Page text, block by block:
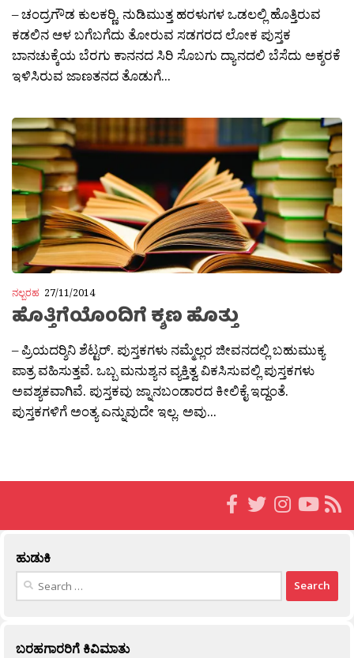
– ಚಂದ್ರಗೌಡ ಕುಲಕರ‍್ಣಿ. ನುಡಿಮುತ್ತ ಹರಳುಗಳ ಒಡಲಲ್ಲಿ ಹೊತ್ತಿರುವ
ಕಡಲಿನ ಆಳ ಬಗೆಬಗೆದು ತೋರುವ ಸಡಗರದ ಲೋಕ ಪುಸ್ತಕ
ಬಾನಚುಕ್ಕೆಯ ಬೆರಗು ಕಾನನದ ಸಿರಿ ಸೊಬಗು ದ್ಯಾನದಲಿ ಬೆಸೆದು ಅಕ್ಶರಕೆ
ಇಳಿಸಿರುವ ಜಾಣತನದ ತೊಡುಗೆ...
ನಲ್ಬರಹ 27/11/2014
ಹೊತ್ತಿಗೆಯೊಂದಿಗೆ ಕ್ಶಣ ಹೊತ್ತು
– ಪ್ರಿಯದರ‍್ಶಿನಿ ಶೆಟ್ಟರ್. ಪುಸ್ತಕಗಳು ನಮ್ಮೆಲ್ಲರ ಜೀವನದಲ್ಲಿ ಬಹುಮುಕ್ಯ
ಪಾತ್ರ ವಹಿಸುತ್ತವೆ. ಒಬ್ಬ ಮನುಶ್ಯನ ವ್ಯಕ್ತಿತ್ವ ವಿಕಸಿಸುವಲ್ಲಿ ಪುಸ್ತಕಗಳು
ಅವಶ್ಯಕವಾಗಿವೆ. ಪುಸ್ತಕವು ಜ್ನಾನಬಂಡಾರದ ಕೀಲಿಕೈ ಇದ್ದಂತೆ.
ಪುಸ್ತಕಗಳಿಗೆ ಅಂತ್ಯ ಎನ್ನುವುದೇ ಇಲ್ಲ. ಅವು...
ಹುಡುಕಿ
Search
ಬರಹಗಾರರಿಗೆ ಕಿವಿಮಾತು